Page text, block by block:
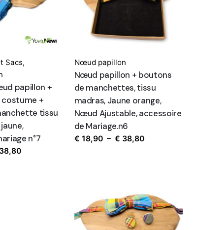
Sacs,
papillon +
+
tissu
n°7
38,80Plage
Nœud papillon
Nœud papillon + boutons
de manchettes, tissu
madras, Jaune orange,
Nœud Ajustable, accessoire
de Mariage.n6
€ 18,90 – € 38,80Plage
€ 38,80